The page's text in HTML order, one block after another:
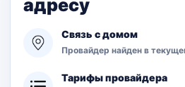
адресу
Связь с домом
Провайдер найден в
Тарифы провайдера